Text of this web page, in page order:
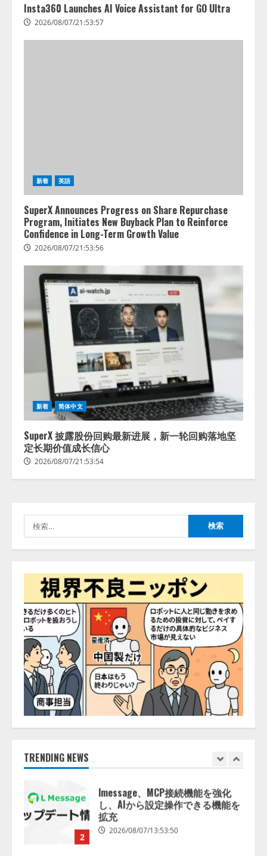
Insta360 Launches AI Voice Assistant for GO Ultra
2026/08/07/21:53:57
新着 英語
SuperX Announces Progress on Share Repurchase
Program, Initiates New Buyback Plan to Reinforce
Confidence in Long-Term Growth Value
2026/08/07/21:53:56
新着 简体中文
SuperX 披露股份回购最新进展，新一轮回购落地坚
定长期价值成长信心
2026/08/07/21:53:54
索:
TRENDING NEWS
2
lmessage、MCP接続機能を強化
し、AIから設定操作できる機能を
拡充
2026/08/07/13:53:50
3
【2026年企業のAI導入・活用に関
する調査】AIを組織として導入で
きている企業は26.8％。AI導入企
業の68.0％が、自社でのAI導入・
活用は「上手くいっている」と回
答
ナレッジワーク、AIエンジニア油
の業界特化LLM」の開発とAI研究
2026/08/07/10:54:31
5
「TinhVan Technologies JSC.」と業
務提携
2026/08/06/14:54:32
1
【開催報告】次世代AIプラットフ
ォーム「TAIZA」および新サービ
スに関する記者発表会を開催
2026/08/07/17:53:45
2
lmessage、MCP接続機能を強化
し、AIから設定操作できる機能を
3
【2026年企業のAI導入・活用に関
する調査】AIを組織として導入で
きている企業は26.8％。AI導入企
業の68.0％が、自社でのAI導入・
活用は「上手くいっている」と回